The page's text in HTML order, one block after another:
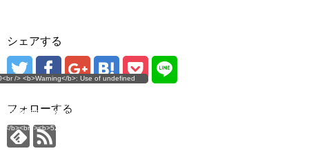
シェアする
error
b>: Use of undefined
public_html/wp-
ultimate-google-
b><br />
/> <b>Warning</b>: Use of undefined
mana17/yukimana.com/public_html/wp-
content/plugins/ultimate-google-
<b>524</b><br />
フォローする